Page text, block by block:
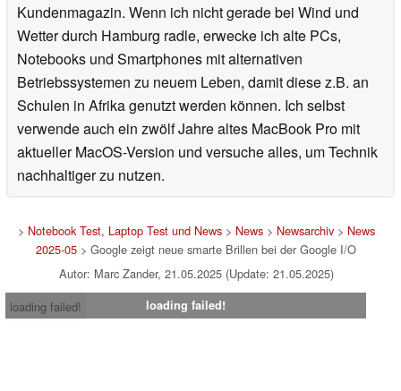
Kundenmagazin. Wenn ich nicht gerade bei Wind und
Wetter durch Hamburg radle, erwecke ich alte PCs,
Notebooks und Smartphones mit alternativen
Betriebssystemen zu neuem Leben, damit diese z.B. an
Schulen in Afrika genutzt werden können. Ich selbst
verwende auch ein zwölf Jahre altes MacBook Pro mit
aktueller MacOS-Version und versuche alles, um Technik
nachhaltiger zu nutzen.
> Notebook Test, Laptop Test und News> News> Newsarchiv> News
2025-05 > Google zeigt neue smarte Brillen bei der Google I/O
Autor: Marc Zander, 21.05.2025 (Update: 21.05.2025)
loading failed!
loading failed!